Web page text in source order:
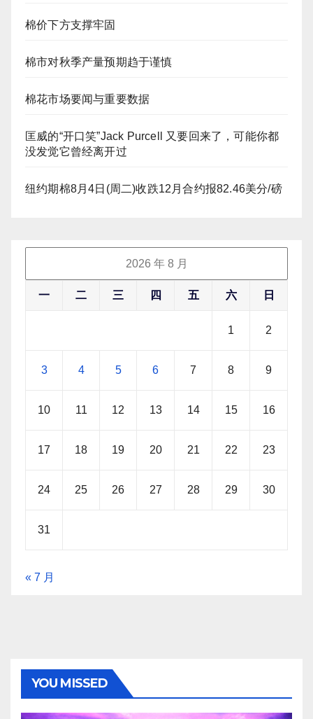
棉价下方支撑牢固
棉市对秋季产量预期趋于谨慎
棉花市场要闻与重要数据
匡威的“开口笑”Jack Purcell 又要回来了，可能你都
没发觉它曾经离开过
纽约期棉8月4日(周二)收跌12月合约报82.46美分/磅
2026 年 8 月
一 二 三 四 五 六 日
1 2
3 4 5 6 7 8 9
10 11 12 13 14 15 16
17 18 19 20 21 22 23
24 25 26 27 28 29 30
31
« 7 月
YOU MISSED